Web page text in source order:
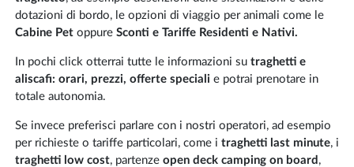
dotazioni di bordo, le opzioni di viaggio per animali come le
Cabine Petoppure Sconti e Tariffe Residenti e Nativi.
In pochi click otterrai tutte le informazioni su traghetti e
aliscafi: orari, prezzi, offerte speciali e potrai prenotare in
totale autonomia.
Se invece preferisci parlare con i nostri operatori, ad esempio
per richieste o tariffe particolari, come i traghetti last minute, i
traghetti low cost, partenze open deck camping on board ,